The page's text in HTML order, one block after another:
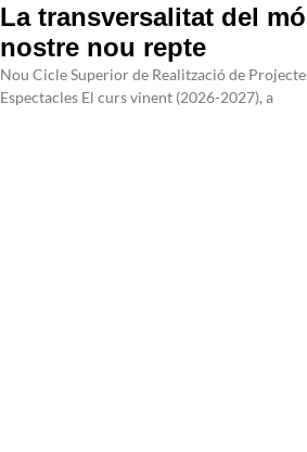
La transversalitat del
nostre nou repte
Nou Cicle Superior de Realització de
Espectacles El curs vinent (2026-2027), a